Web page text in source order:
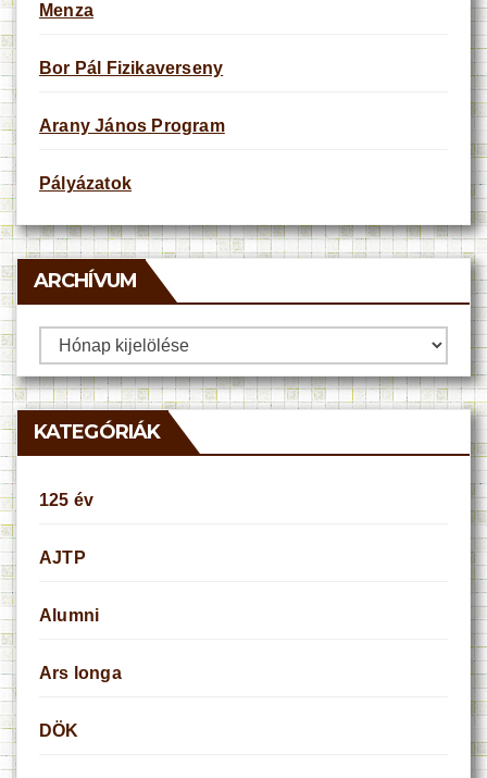
Menza
Bor Pál Fizikaverseny
Arany János Program
Pályázatok
ARCHÍVUM
Archívum
KATEGÓRIÁK
125 év
AJTP
Alumni
Ars longa
DÖK